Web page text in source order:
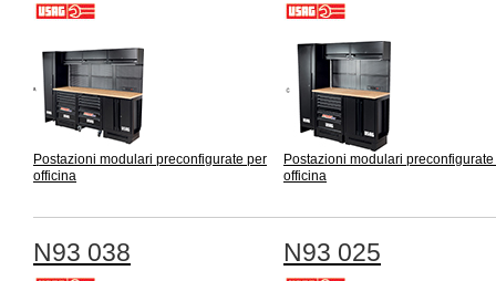
Postazioni modulari preconfigurate per
officina
Postazioni modulari
officina
N93 038 N93 025